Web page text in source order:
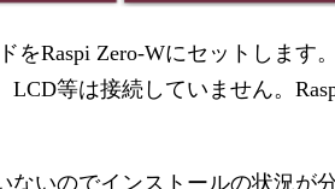
をRaspi Zero-Wにセットします
LCD等は接続していません。
ないのでインストールの状況が